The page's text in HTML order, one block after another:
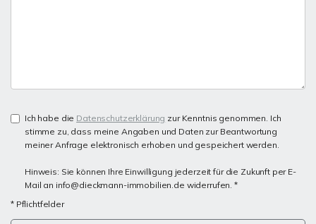
Ich habe die Datenschutzerklärung zur Kenntnis genommen. Ich
stimme zu, dass meine Angaben und Daten zur Beantwortung
meiner Anfrage elektronisch erhoben und gespeichert werden.
Hinweis: Sie können Ihre Einwilligung jederzeit für die Zukunft per E-
Mail an info@dieckmann-immobilien.de widerrufen. *
* Pflichtfelder